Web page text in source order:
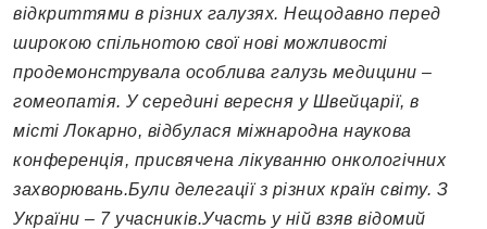
відкриттями в різних галузях. Нещодавно перед
широкою спільнотою свої нові можливості
продемонструвала особлива галузь медицини –
гомеопатія. У середині вересня у Швейцарії, в
місті Локарно, відбулася міжнародна наукова
конференція, присвячена лікуванню онкологічних
захворювань.Були делегації з різних країн світу. З
України – 7 учасників.Участь у ній взяв відомий